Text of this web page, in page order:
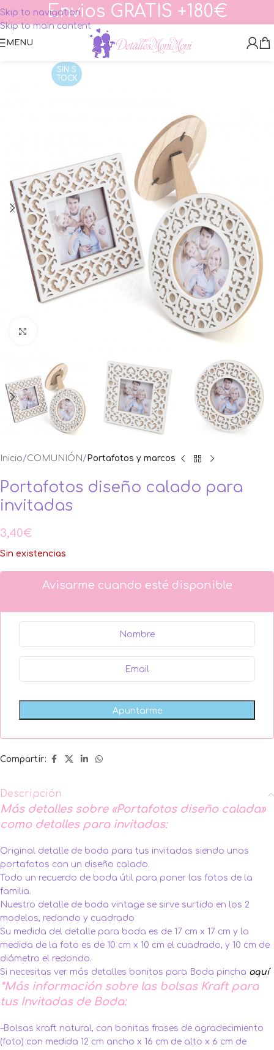
Skip to navigation
Skip to main content
Envios GRATIS +180€
MENU
SIN S
TOCK
Inicio COMUNIÓN Portafotos y marcos
Portafotos diseño calado para
invitadas
3,40€
Sin existencias
Avisarme cuando esté disponible
Compartir:
Descripción
Más detalles sobre «Portafotos diseño calada»
como detalles para invitadas:
Original detalle de boda para tus invitadas siendo unos
portafotos con un diseño calado.
Todo un recuerdo de boda útil para poner las fotos de la
familia.
Nuestro detalle de boda vintage se sirve surtido en los 2
modelos, redondo y cuadrado
Su medida del detalle para boda es de 17 cm x 17 cm y la
medida de la foto es de 10 cm x 10 cm el cuadrado, y 10 cm de
diámetro el redondo.
Si necesitas ver más detalles bonitos para Boda pincha aquí
*Más información sobre las bolsas Kraft para
tus Invitadas de Boda:
–Bolsas kraft natural, con bonitas frases de agradecimiento
(foto) con medida 12 cm ancho x 16 cm de alto x 6 cm de